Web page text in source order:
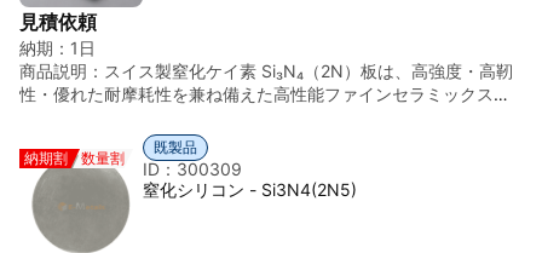
置や均一放熱が求められるデバイス設計に最適で、LED、パワー
モジュール、RF デバイス、センサーなど、幅広い用途に対応でき
る汎用性を持っています。加工精度の高い仕上げや、用途に応じ
た表面処理・研磨にも対応しており、ユーザーのシステム要求に
合わせた高い適合性を発揮します。 高純度であることは、コンタ
での信頼性向上にも寄与し、半導体製造装置・光学装置・高性能
電子ユニットなど、品質要求の厳しい産業分野でも安心してお使
いいただけます。 当社の窒化アルミニウム丸板は、熱・電気・機
械の各特性をバランスよく備えた高機能材料として、装置メーカ
ー、部品メーカー、材料研究機関など、幅広いお客様から高い評
見積依頼
納期： 1日
商品説明： スイス製窒化ケイ素 Si₃N₄（2N）板は、高強度・高靭
性・優れた耐摩耗性を兼ね備えた高性能ファインセラミックス材
ており、耐熱衝撃性にも優れています。半導体関連設備・精密機
械部品・耐摩耗部材などに適しています。 特長 ◎高純度窒化ケイ
素（Si₃N₄ / 2N） ◎高強度・高靭性 ◎優れた耐摩耗性 ◎耐熱衝撃
性 ◎軽量・高強度 ◎耐腐食性・電気絶縁性 ◎スイス製精密セラ
ミックス
納期割 数量割
既製品
ID：300309
窒化シリコン - Si3N4(2N5)